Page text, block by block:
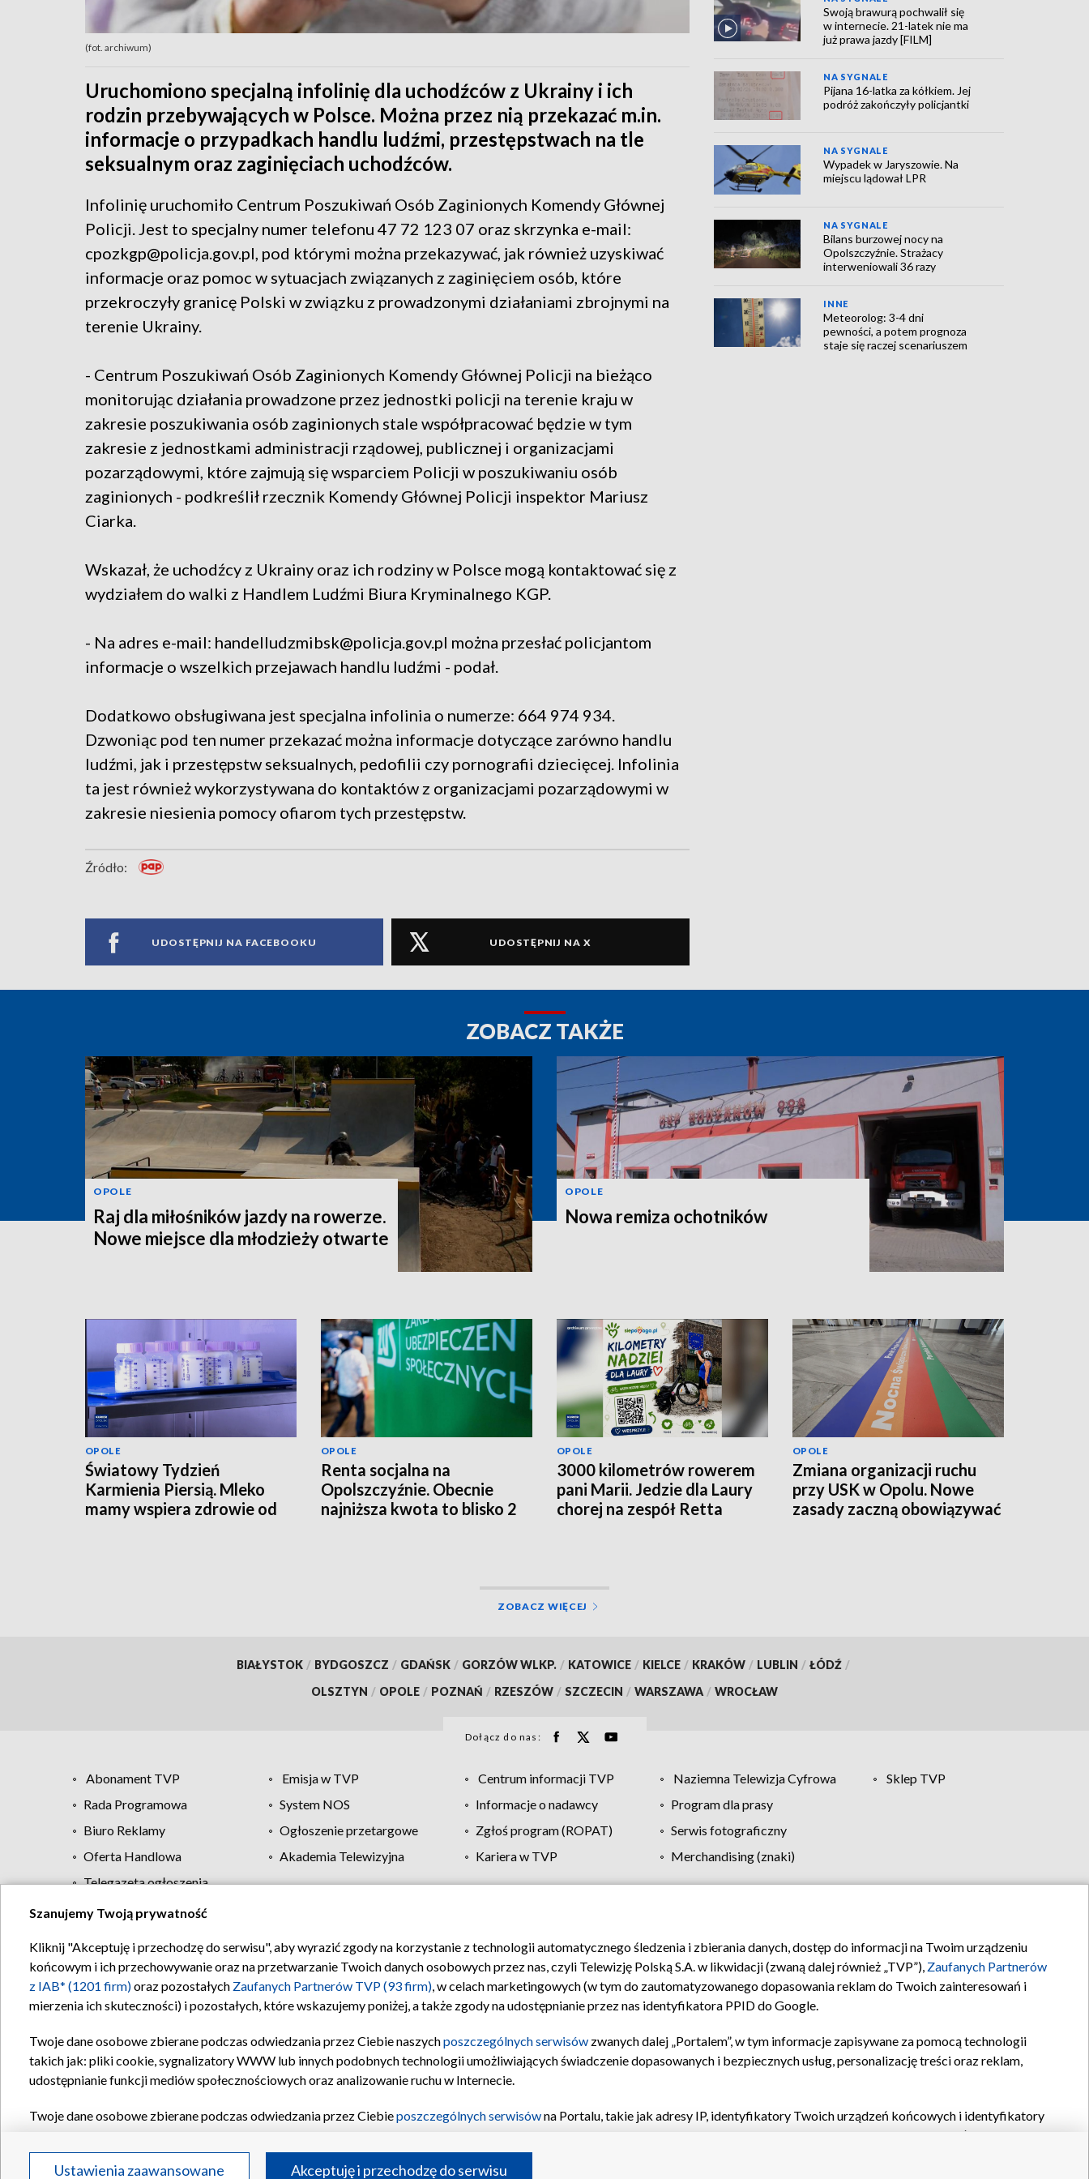
(fot. archiwum)
Uruchomiono specjalną infolinię dla uchodźców z Ukrainy i ich
rodzin przebywających w Polsce. Można przez nią przekazać m.in.
informacje o przypadkach handlu ludźmi, przestępstwach na tle
seksualnym oraz zaginięciach uchodźców.
Infolinię uruchomiło Centrum Poszukiwań Osób Zaginionych Komendy Głównej
Policji. Jest to specjalny numer telefonu 47 72 123 07 oraz skrzynka e-mail:
cpozkgp@policja.gov.pl, pod którymi można przekazywać, jak również uzyskiwać
informacje oraz pomoc w sytuacjach związanych z zaginięciem osób, które
przekroczyły granicę Polski w związku z prowadzonymi działaniami zbrojnymi na
terenie Ukrainy.
- Centrum Poszukiwań Osób Zaginionych Komendy Głównej Policji na bieżąco
monitorując działania prowadzone przez jednostki policji na terenie kraju w
zakresie poszukiwania osób zaginionych stale współpracować będzie w tym
zakresie z jednostkami administracji rządowej, publicznej i organizacjami
pozarządowymi, które zajmują się wsparciem Policji w poszukiwaniu osób
zaginionych - podkreślił rzecznik Komendy Głównej Policji inspektor Mariusz
Ciarka.
Wskazał, że uchodźcy z Ukrainy oraz ich rodziny w Polsce mogą kontaktować się z
wydziałem do walki z Handlem Ludźmi Biura Kryminalnego KGP.
- Na adres e-mail: handelludzmibsk@policja.gov.pl można przesłać policjantom
informacje o wszelkich przejawach handlu ludźmi - podał.
Dodatkowo obsługiwana jest specjalna infolinia o numerze: 664 974 934.
Dzwoniąc pod ten numer przekazać można informacje dotyczące zarówno handlu
ludźmi, jak i przestępstw seksualnych, pedofilii czy pornografii dziecięcej. Infolinia
ta jest również wykorzystywana do kontaktów z organizacjami pozarządowymi w
zakresie niesienia pomocy ofiarom tych przestępstw.
Źródło:
UDOSTĘPNIJ NA FACEBOOKU UDOSTĘPNIJ NA X
Swoją brawurą pochwalił się
w internecie. 21-latek nie ma
już prawa jazdy [FILM]
NA SYGNALE
Pijana 16-latka za kółkiem. Jej
podróż zakończyły policjantki
NA SYGNALE
Wypadek w Jaryszowie. Na
miejscu lądował LPR
NA SYGNALE
Bilans burzowej nocy na
Opolszczyźnie. Strażacy
interweniowali 36 razy
INNE
Meteorolog: 3-4 dni
pewności, a potem prognoza
staje się raczej scenariuszem
ZOBACZ TAKŻE
OPOLE
Raj dla miłośników jazdy na rowerze.
Nowe miejsce dla młodzieży otwarte
OPOLE
Nowa remiza ochotników
OPOLE
Światowy Tydzień
Karmienia Piersią. Mleko
mamy wspiera zdrowie od
OPOLE
Renta socjalna na
Opolszczyźnie. Obecnie
najniższa kwota to blisko 2
OPOLE
3000 kilometrów rowerem
pani Marii. Jedzie dla Laury
chorej na zespół Retta
OPOLE
Zmiana organizacji ruchu
przy USK w Opolu. Nowe
zasady zaczną obowiązywać
ZOBACZ WIĘCEJ
BIAŁYSTOK / BYDGOSZCZ / GDAŃSK / GORZÓW WLKP. / KATOWICE / KIELCE / KRAKÓW / LUBLIN / ŁÓDŹ /
OLSZTYN / OPOLE / POZNAŃ / RZESZÓW / SZCZECIN / WARSZAWA / WROCŁAW
Dołącz do nas:
Abonament TVP Emisja w TVP Centrum informacji TVP Naziemna Telewizja Cyfrowa
Sklep TVP
Rada Programowa
System NOS Informacje o nadawcy
Program dla prasy
Biuro Reklamy
Ogłoszenie przetargowe Zgłoś program (ROPAT)
Serwis fotograficzny
Oferta Handlowa
Akademia Telewizyjna Kariera w TVP
Merchandising (znaki)
Telegazeta ogłoszenia
Regulamin TVP Polityka prywatności Moje zgody Pomoc Biuro reklamy Kontakt
Szanujemy Twoją prywatność
Kliknij "Akceptuję i przechodzę do serwisu", aby wyrazić zgody na korzystanie z technologii automatycznego śledzenia i zbierania danych, dostęp do informacji na Twoim urządzeniu
końcowym i ich przechowywanie oraz na przetwarzanie Twoich danych osobowych przez nas, czyli Telewizję Polską S.A. w likwidacji (zwaną dalej również „TVP”), Zaufanych Partnerów
z IAB* (1201 firm)oraz pozostałych Zaufanych Partnerów TVP (93 firm), w celach marketingowych (w tym do zautomatyzowanego dopasowania reklam do Twoich zainteresowań i
mierzenia ich skuteczności) i pozostałych, które wskazujemy poniżej, a także zgody na udostępnianie przez nas identyfikatora PPID do Google.
Twoje dane osobowe zbierane podczas odwiedzania przez Ciebie naszychposzczególnych serwisów zwanych dalej „Portalem”, w tym informacje zapisywane za pomocą technologii
takich jak: pliki cookie, sygnalizatory WWW lub innych podobnych technologii umożliwiających świadczenie dopasowanych i bezpiecznych usług, personalizację treści oraz reklam,
udostępnianie funkcji mediów społecznościowych oraz analizowanie ruchu w Internecie.
Twoje dane osobowe zbierane podczas odwiedzania przez Ciebieposzczególnych serwisówna Portalu, takie jak adresy IP, identyfikatory Twoich urządzeń końcowych i identyfikatory
oraz pozostałych
Partnerów TVPdla realizacji następujących celów i funkcji: przechowywania informacji na urządzeniu lub dostęp do nich, wyboru podstawowych reklam, wyboru spersonalizowanych
reklam, tworzenia profilu spersonalizowanych reklam, tworzenia profilu spersonalizowanych treści, wyboru spersonalizowanych treści, pomiaru wydajności reklam, pomiaru wydajności
Ustawienia zaawansowane Akceptuję i przechodzę do serwisu